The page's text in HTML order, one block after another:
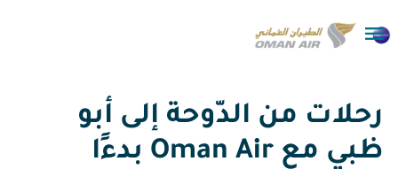

رحلات من الدّوحة إلى أبو
ظبي مع Oman Air بدءًا